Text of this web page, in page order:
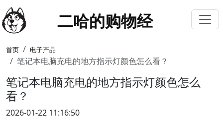
二哈的购物经
首页 电子产品
笔记本电脑充电的地方指示灯颜色怎么看？
笔记本电脑充电的地方指示灯颜色怎么
看？
2026-01-22 11:16:50